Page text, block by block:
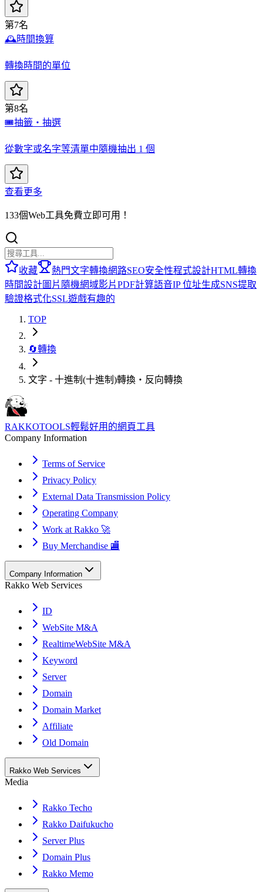
第7名
🕰️時間換算
轉換時間的單位
第8名
🎟️抽籤・抽選
從數字或名字等清單中隨機抽出 1 個
查看更多
133個Web工具免費立即可用！
收藏 熱門文字轉換網路SEO安全性程式設計HTML轉換
時間設計圖片 隨機網域影片PDF計算語音IP 位址生成SNS提取
驗證格式化SSL遊戲有趣的
TOP
🔄轉換
文字 - 十進制(十進制)轉換・反向轉換
RAKKOTOOLS輕鬆好用的網頁工具
Company Information
Terms of Service
Privacy Policy
External Data Transmission Policy
Operating Company
Work at Rakko 🚀
Buy Merchandise 🏬
Company Information
Rakko Web Services
ID
WebSite M&A
RealtimeWebSite M&A
Keyword
Server
Domain
Domain Market
Affiliate
Old Domain
Rakko Web Services
Media
Rakko Techo
Rakko Daifukucho
Server Plus
Domain Plus
Rakko Memo